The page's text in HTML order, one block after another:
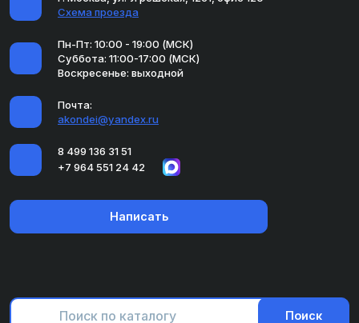
Схема проезда
Пн-Пт: 10:00 - 19:00 (МСК)
Суббота: 11:00-17:00 (МСК)
Воскресенье: выходной
Почта:
akondei@yandex.ru
8 499 136 31 51
+7 964 551 24 42
Написать
Поиск